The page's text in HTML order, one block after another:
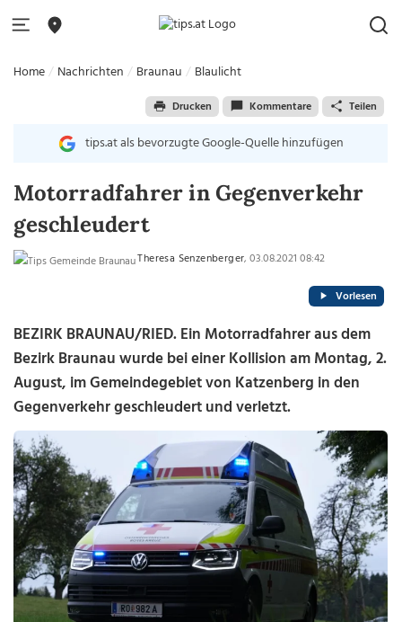
Home Nachrichten Braunau Blaulicht
Drucken Kommentare Teilen
tips.at als bevorzugte Google-Quelle hinzufügen
Motorradfahrer in Gegenverkehr
geschleudert
Theresa Senzenberger, 03.08.2021 08:42
Vorlesen
BEZIRK BRAUNAU/RIED. Ein Motorradfahrer aus dem
Bezirk Braunau wurde bei einer Kollision am Montag, 2.
August, im Gemeindegebiet von Katzenberg in den
Gegenverkehr geschleudert und verletzt.